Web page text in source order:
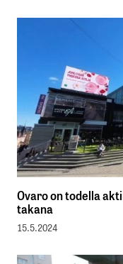
Ovaro on todella
takana
15.5.2024